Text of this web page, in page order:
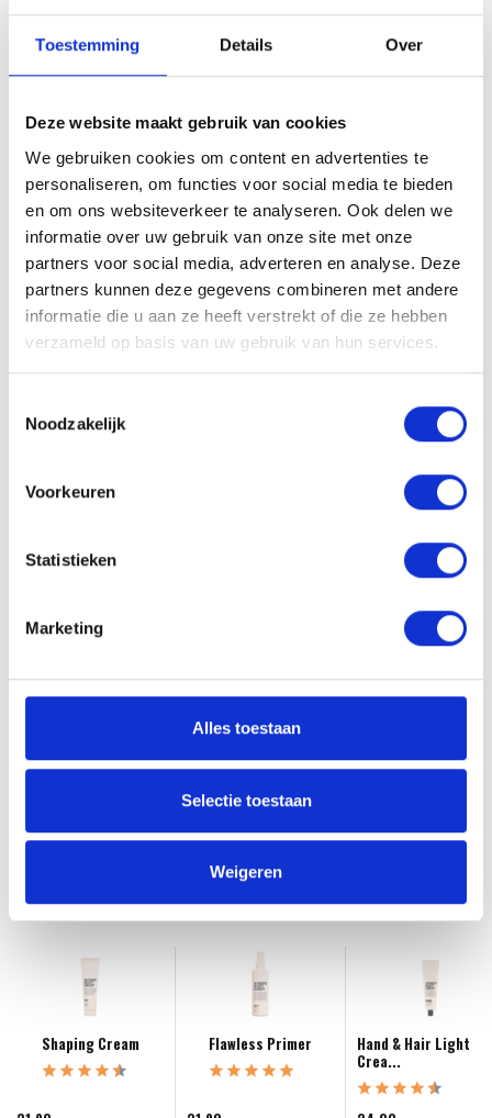
Toestemming Details Over
Deze website maakt gebruik van cookies
We gebruiken cookies om content en advertenties te
personaliseren, om functies voor social media te bieden
en om ons websiteverkeer te analyseren. Ook delen we
informatie over uw gebruik van onze site met onze
partners voor social media, adverteren en analyse. Deze
partners kunnen deze gegevens combineren met andere
informatie die u aan ze heeft verstrekt of die ze hebben
verzameld op basis van uw gebruik van hun services.
Noodzakelijk
Voorkeuren
Statistieken
Marketing
Alles toestaan
Selectie toestaan
Weigeren
Authentic Beauty Concept pour plus de tenue ou de brillance.
Utilisez la Shaping Cream comme produit de finition pour réduire les
frisottis et obtenir un look doux et maîtrisé. Mélangez une petite
quantité avec l'
Amplify Mousse
pour plus de volume ou avec la
pour un lissage et une protection accrus lors du
séchage.
Ingrédients
Aqua (Water, Eau), PEG-40 Hydrogenated Castor Oil, Propylene
Glycol, Cocos Nucifera (Coconut) Oil, Simmondsia Chinensis (Jojoba)
Seed Oil, Panthenol, Citric Acid, Sodium Benzoate, Potassium
Sorbate, Linalool, Limonene, Alpha-Isomethyl Ionone, Parfum
*Les ingrédients et l’emballage peuvent être modifiés. Veuillez
toujours consulter l’étiquette du produit pour les informations les plus
récentes.
Avez-vous une question concernant ce produit?
Vous voulez savoir si ce produit vous convient? Ou comment vous
devez l'utiliser? Nos coiffeurs seront ravis de vous aider!
Envoyez-nous un mail
Shaping Cream Flawless Primer
Hand & Hair Light
Crea...